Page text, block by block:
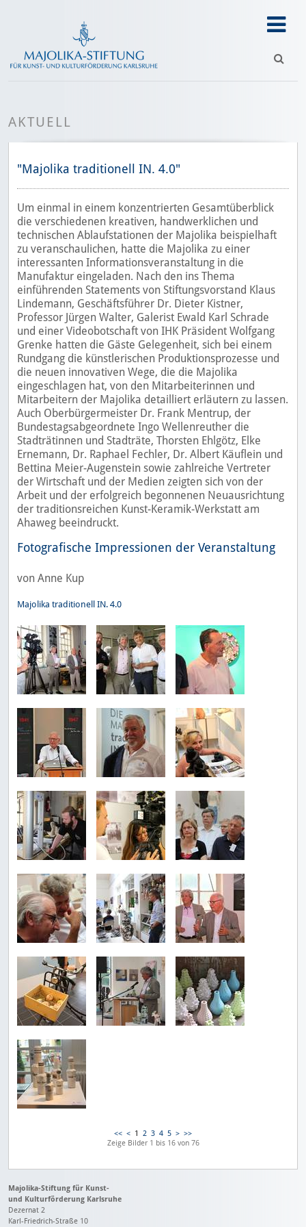
AKTUELL
"Majolika traditionell IN. 4.0"
Um einmal in einem konzentrierten Gesamtüberblick
die verschiedenen kreativen, handwerklichen und
technischen Ablaufstationen der Majolika beispielhaft
zu veranschaulichen, hatte die Majolika zu einer
interessanten Informationsveranstaltung in die
Manufaktur eingeladen. Nach den ins Thema
einführenden Statements von Stiftungsvorstand Klaus
Lindemann, Geschäftsführer Dr. Dieter Kistner,
Professor Jürgen Walter, Galerist Ewald Karl Schrade
und einer Videobotschaft von IHK Präsident Wolfgang
Grenke hatten die Gäste Gelegenheit, sich bei einem
Rundgang die künstlerischen Produktionsprozesse und
die neuen innovativen Wege, die die Majolika
eingeschlagen hat, von den Mitarbeiterinnen und
Mitarbeitern der Majolika detailliert erläutern zu lassen.
Auch Oberbürgermeister Dr. Frank Mentrup, der
Bundestagsabgeordnete Ingo Wellenreuther die
Stadträtinnen und Stadträte, Thorsten Ehlgötz, Elke
Ernemann, Dr. Raphael Fechler, Dr. Albert Käuflein und
Bettina Meier-Augenstein sowie zahlreiche Vertreter
der Wirtschaft und der Medien zeigten sich von der
Arbeit und der erfolgreich begonnenen Neuausrichtung
der traditionsreichen Kunst-Keramik-Werkstatt am
Ahaweg beeindruckt.
Fotografische Impressionen der Veranstaltung
von Anne Kup
Majolika traditionell IN. 4.0
<< < 1 2 3 4 5 > >>
Zeige Bilder 1 bis 16von 76
Majolika-Stiftung für Kunst-
und Kulturförderung Karlsruhe
Dezernat 2
Karl-Friedrich-Straße 10